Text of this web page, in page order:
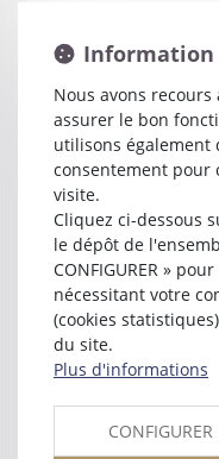
Alain
849 RUE FAVRE
34080
Tél :04 67 06 87 87
Honoraires
Information
Nous avons
assurer le bon
utilisons également
consentement pour
visite.
Cliquez ci-dessous
le dépôt de
CONFIGURER »
nécessitant votre
(cookies
du site.
Plus d'informations
CONFIGURER